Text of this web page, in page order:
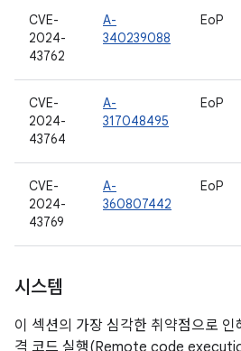
CVE-
2024-
43762
A-
340239088
EoP
CVE-
2024-
43764
A-
317048495
EoP
CVE-
2024-
43769
A-
360807442
EoP
시스템
이 섹션의 가장 심각한 취약점으로
격 코드 실행(Remote code